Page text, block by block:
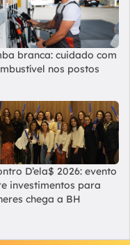
branca: cuidado com
nos postos
D’ela$ 2026: evento
investimentos para
chega a BH